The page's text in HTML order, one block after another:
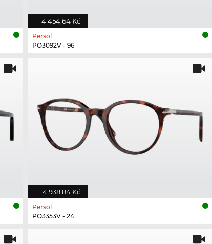
4 454,64 Kč
Persol
PO3092V - 96
4 938,84 Kč
Persol
PO3353V - 24